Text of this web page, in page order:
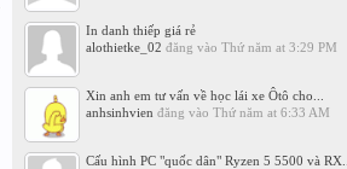
In danh thiếp giá rẻ
alothietke_02 đăng vào Thứ năm at 3:29 PM
Xin anh em tư vấn về học lái xe Ôtô cho...
anhsinhvien đăng vào Thứ năm at 6:33 AM
Cấu hình PC "quốc dân" Ryzen 5 5500 và RX...